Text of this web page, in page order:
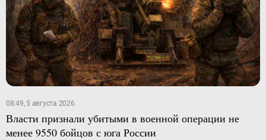
08:49, 5 августа 2026
Власти признали убитыми в военной операции не
менее 9550 бойцов с юга России